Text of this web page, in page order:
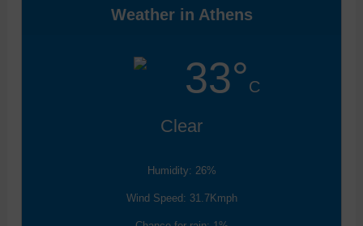
Weather in Athens
33°C
Clear
Humidity: 26%
Wind Speed: 31.7Kmph